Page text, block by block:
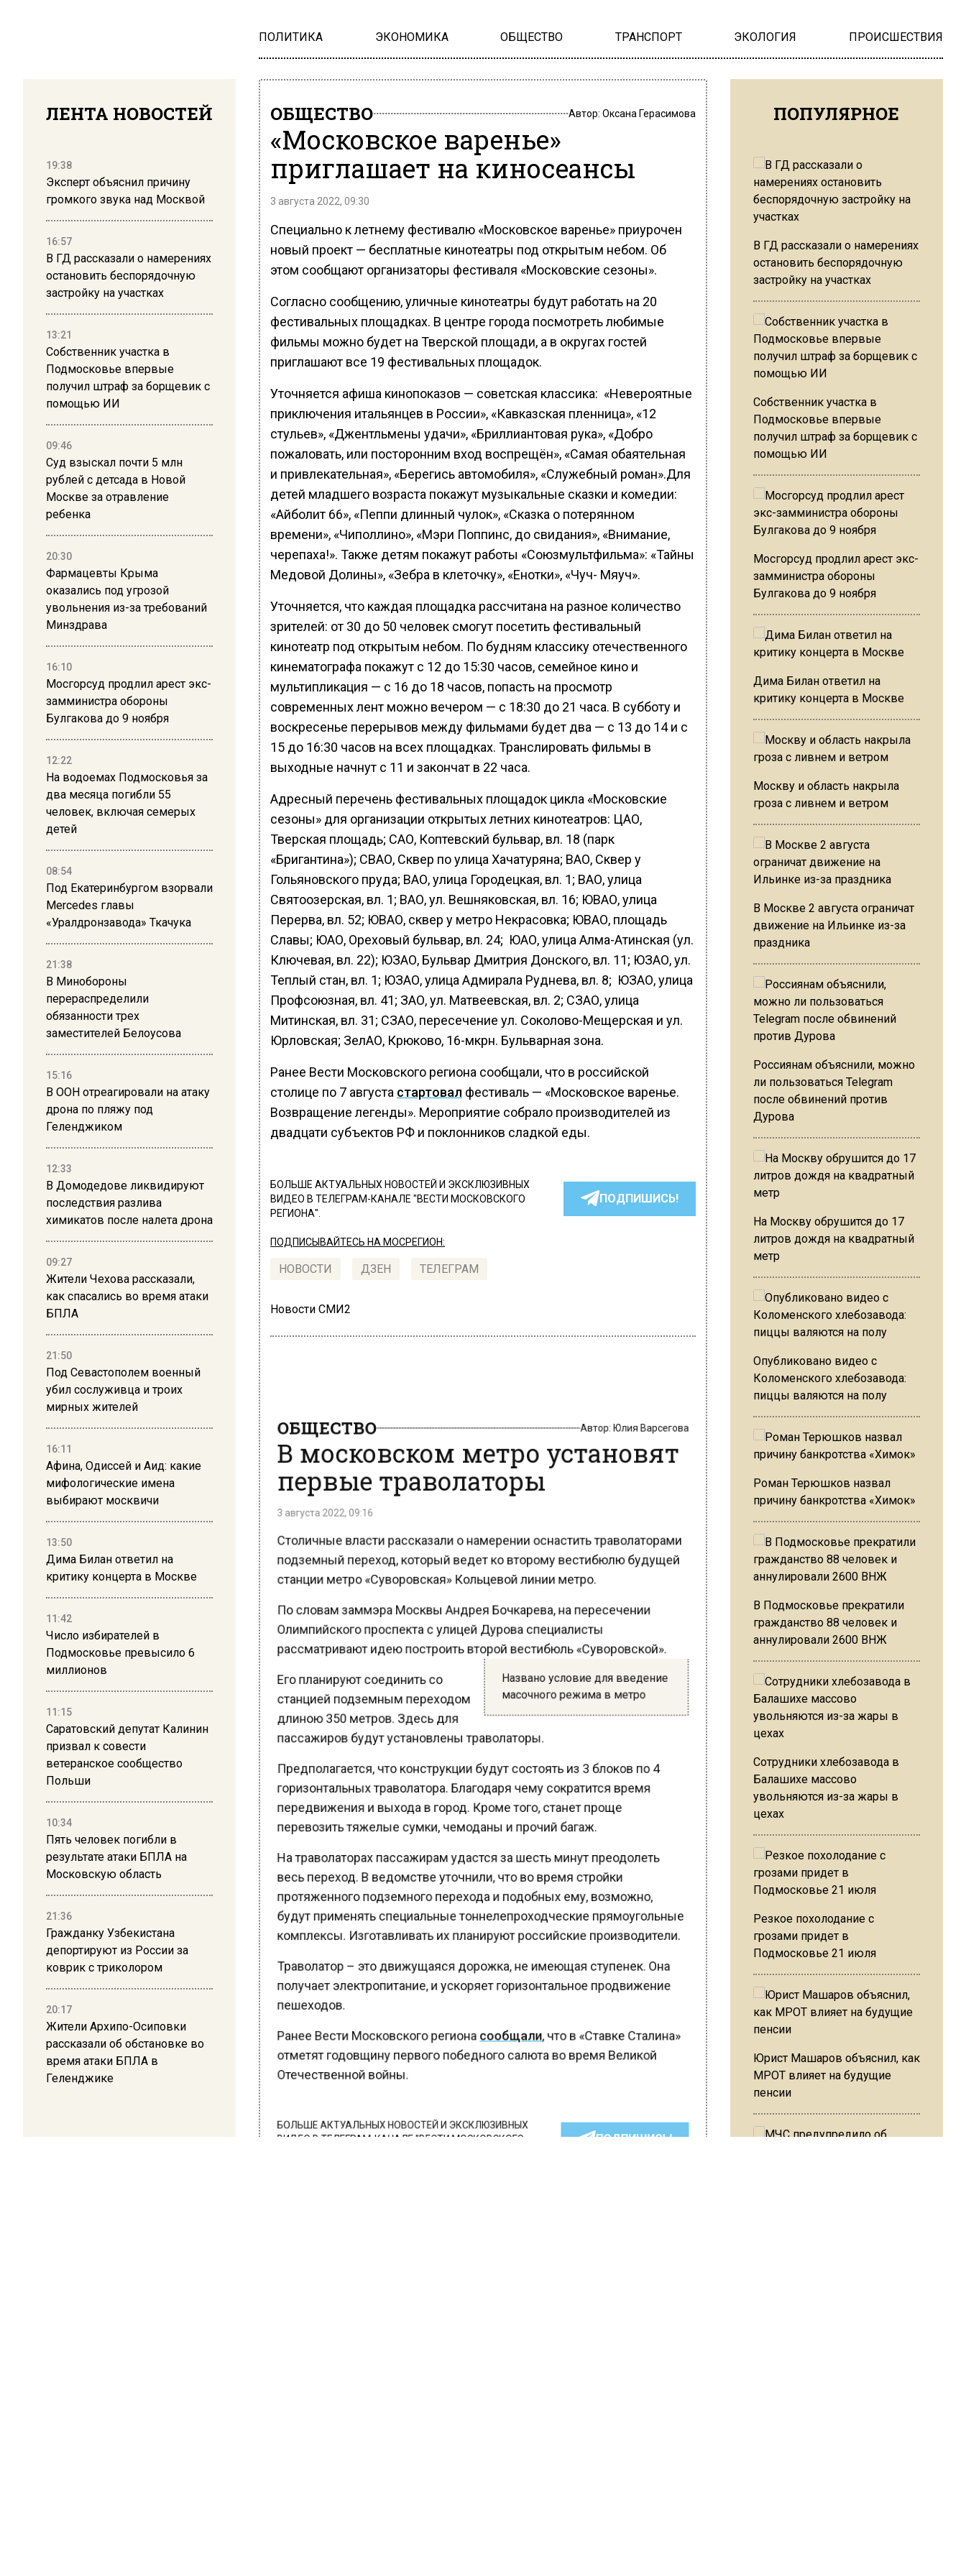
ПОЛИТИКА ЭКОНОМИКА ОБЩЕСТВО ТРАНСПОРТ ЭКОЛОГИЯ ПРОИСШЕСТВИЯ
ЛЕНТА НОВОСТЕЙ
19:38
Эксперт объяснил причину
громкого звука над Москвой
16:57
В ГД рассказали о намерениях
остановить беспорядочную
застройку на участках
13:21
Собственник участка в
Подмосковье впервые
получил штраф за борщевик с
помощью ИИ
09:46
Суд взыскал почти 5 млн
рублей с детсада в Новой
Москве за отравление
ребенка
20:30
Фармацевты Крыма
оказались под угрозой
увольнения из-за требований
Минздрава
16:10
Мосгорсуд продлил арест экс-
замминистра обороны
Булгакова до 9 ноября
12:22
На водоемах Подмосковья за
два месяца погибли 55
человек, включая семерых
детей
08:54
Под Екатеринбургом взорвали
Mercedes главы
«Уралдронзавода» Ткачука
21:38
В Минобороны
перераспределили
обязанности трех
заместителей Белоусова
15:16
В ООН отреагировали на атаку
дрона по пляжу под
Геленджиком
12:33
В Домодедове ликвидируют
последствия разлива
химикатов после налета дрона
09:27
Жители Чехова рассказали,
как спасались во время атаки
БПЛА
21:50
Под Севастополем военный
убил сослуживца и троих
мирных жителей
16:11
Афина, Одиссей и Аид: какие
мифологические имена
выбирают москвичи
13:50
Дима Билан ответил на
критику концерта в Москве
11:42
Число избирателей в
Подмосковье превысило 6
миллионов
11:15
Саратовский депутат Калинин
призвал к совести
ветеранское сообщество
Польши
10:34
Пять человек погибли в
результате атаки БПЛА на
Московскую область
21:36
Гражданку Узбекистана
депортируют из России за
коврик с триколором
20:17
Жители Архипо-Осиповки
рассказали об обстановке во
время атаки БПЛА в
Геленджике
ОБЩЕСТВО Автор: Оксана Герасимова
«Московское варенье»
приглашает на киносеансы
3 августа 2022, 09:30
Специально к летнему фестивалю «Московское варенье» приурочен
новый проект — бесплатные кинотеатры под открытым небом. Об
этом сообщают организаторы фестиваля «Московские сезоны».
Согласно сообщению, уличные кинотеатры будут работать на 20
фестивальных площадках. В центре города посмотреть любимые
фильмы можно будет на Тверской площади, а в округах гостей
приглашают все 19 фестивальных площадок.
Уточняется афиша кинопоказов — советская классика: «Невероятные
приключения итальянцев в России», «Кавказская пленница», «12
стульев», «Джентльмены удачи», «Бриллиантовая рука», «Добро
пожаловать, или посторонним вход воспрещён», «Самая обаятельная
и привлекательная», «Берегись автомобиля», «Служебный роман».Для
детей младшего возраста покажут музыкальные сказки и комедии:
«Айболит 66», «Пеппи длинный чулок», «Сказка о потерянном
времени», «Чиполлино», «Мэри Поппинс, до свидания», «Внимание,
черепаха!». Также детям покажут работы «Союзмультфильма»: «Тайны
Медовой Долины», «Зебра в клеточку», «Енотки», «Чуч- Мяуч».
Уточняется, что каждая площадка рассчитана на разное количество
зрителей: от 30 до 50 человек смогут посетить фестивальный
кинотеатр под открытым небом. По будням классику отечественного
кинематографа покажут с 12 до 15:30 часов, семейное кино и
мультипликация — с 16 до 18 часов, попасть на просмотр
современных лент можно вечером — с 18:30 до 21 часа. В субботу и
воскресенье перерывов между фильмами будет два — с 13 до 14 и с
15 до 16:30 часов на всех площадках. Транслировать фильмы в
выходные начнут с 11 и закончат в 22 часа.
Адресный перечень фестивальных площадок цикла «Московские
сезоны» для организации открытых летних кинотеатров: ЦАО,
Тверская площадь; САО, Коптевский бульвар, вл. 18 (парк
«Бригантина»); СВАО, Сквер по улица Хачатуряна; ВАО, Сквер у
Гольяновского пруда; ВАО, улица Городецкая, вл. 1; ВАО, улица
Святоозерская, вл. 1; ВАО, ул. Вешняковская, вл. 16; ЮВАО, улица
Перерва, вл. 52; ЮВАО, сквер у метро Некрасовка; ЮВАО, площадь
Славы; ЮАО, Ореховый бульвар, вл. 24; ЮАО, улица Алма-Атинская (ул.
Ключевая, вл. 22); ЮЗАО, Бульвар Дмитрия Донского, вл. 11; ЮЗАО, ул.
Теплый стан, вл. 1; ЮЗАО, улица Адмирала Руднева, вл. 8; ЮЗАО, улица
Профсоюзная, вл. 41; ЗАО, ул. Матвеевская, вл. 2; СЗАО, улица
Митинская, вл. 31; СЗАО, пересечение ул. Соколово-Мещерская и ул.
Юрловская; ЗелАО, Крюково, 16-мкрн. Бульварная зона.
Ранее Вести Московского региона сообщали, что в российской
столице по 7 августа стартовал фестиваль — «Московское варенье.
Возвращение легенды». Мероприятие собрало производителей из
двадцати субъектов РФ и поклонников сладкой еды.
БОЛЬШЕ АКТУАЛЬНЫХ НОВОСТЕЙ И ЭКСКЛЮЗИВНЫХ
ВИДЕО В ТЕЛЕГРАМ-КАНАЛЕ "ВЕСТИ МОСКОВСКОГО
РЕГИОНА".
ПОДПИШИСЬ!
ПОДПИСЫВАЙТЕСЬ НА МОСРЕГИОН:
НОВОСТИ ДЗЕН ТЕЛЕГРАМ
Новости СМИ2
В московском метро установят
первые траволаторы
3 августа 2022, 09:16
подземный переход, который ведет ко второму вестибюлю будущей
станции метро «Суворовская» Кольцевой линии метро.
Олимпийского проспекта с улицей Дурова специалисты
рассматривают идею построить второй вестибюль «Суворовской».
Названо условие для введение
масочного режима в метро
Его планируют соединить со
станцией подземным переходом
длиною 350 метров. Здесь для
пассажиров будут установлены траволаторы.
Предполагается, что конструкции будут состоять из 3 блоков по 4
горизонтальных траволатора. Благодаря чему сократится время
передвижения и выхода в город. Кроме того, станет проще
перевозить тяжелые сумки, чемоданы и прочий багаж.
На траволаторах пассажирам удастся за шесть минут преодолеть
весь переход. В ведомстве уточнили, что во время стройки
протяженного подземного перехода и подобных ему, возможно,
будут применять специальные тоннелепроходческие прямоугольные
комплексы. Изготавливать их планируют российские производители.
Траволатор – это движущаяся дорожка, не имеющая ступенек. Она
получает электропитание, и ускоряет горизонтальное продвижение
пешеходов.
Ранее Вести Московского регионасообщали, что в «Ставке Сталина»
отметят годовщину первого победного салюта во время Великой
Отечественной войны.
БОЛЬШЕ АКТУАЛЬНЫХ НОВОСТЕЙ И ЭКСКЛЮЗИВНЫХ
ПОПУЛЯРНОЕ
В ГД рассказали о намерениях
остановить беспорядочную
застройку на участках
Собственник участка в
Подмосковье впервые
получил штраф за борщевик с
помощью ИИ
Мосгорсуд продлил арест экс-
замминистра обороны
Булгакова до 9 ноября
Дима Билан ответил на
критику концерта в Москве
Москву и область накрыла
гроза с ливнем и ветром
В Москве 2 августа ограничат
движение на Ильинке из-за
праздника
Россиянам объяснили, можно
ли пользоваться Telegram
после обвинений против
Дурова
На Москву обрушится до 17
литров дождя на квадратный
метр
Опубликовано видео с
Коломенского хлебозавода:
пиццы валяются на полу
Роман Терюшков назвал
причину банкротства «Химок»
В Подмосковье прекратили
гражданство 88 человек и
аннулировали 2600 ВНЖ
Сотрудники хлебозавода в
Балашихе массово
увольняются из-за жары в
цехах
Резкое похолодание с
грозами придет в
Подмосковье 21 июля
Юрист Машаров объяснил, как
МРОТ влияет на будущие
пенсии